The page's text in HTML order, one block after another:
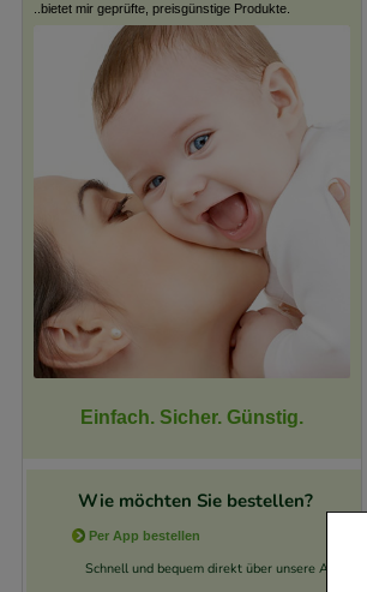
..bietet mir geprüfte, preisgünstige Produkte.
Einfach. Sicher. Günstig.
Wie möchten Sie bestellen?
Per App bestellen
Schnell und bequem direkt über unsere App.